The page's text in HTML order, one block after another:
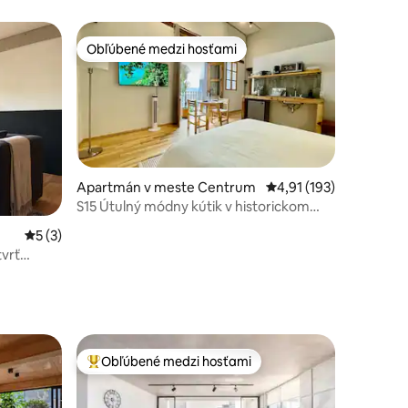
13
Priemerné ohodnotenie 5 z 5, počet hodnotení: 3
5 (3)
Obľúbené medzi hosťami
Obľúbené medzi hosťami
Apartmán v meste Centrum Priemerné
4,91 (193)
S15 Útulný módny kútik v historickom
Najobľúbenejšie medzi hosťami
Obľúbené medzi hosťami